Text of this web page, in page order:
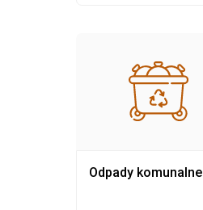
Odpady komunalne